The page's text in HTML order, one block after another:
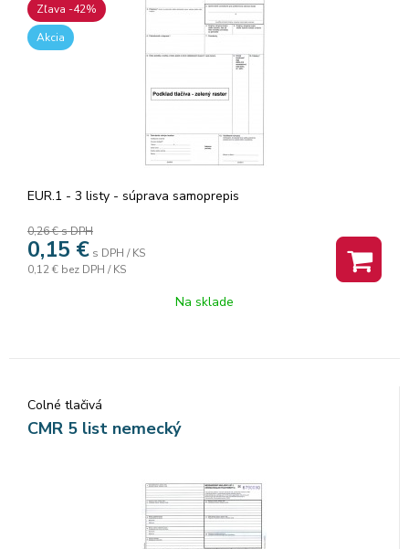
Zľava -42%
Akcia
EUR.1 - 3 listy - súprava samoprepis
0,26 €s DPH
0,15 € s DPH / KS
0,12 € bez DPH / KS
Na sklade
Colné tlačivá
CMR 5 list nemecký